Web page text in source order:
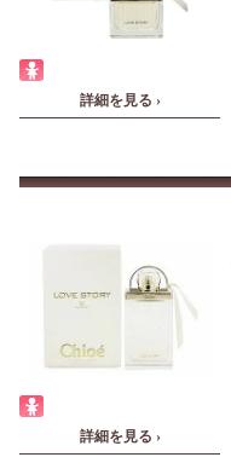
詳細を見る ›
詳細を見る ›